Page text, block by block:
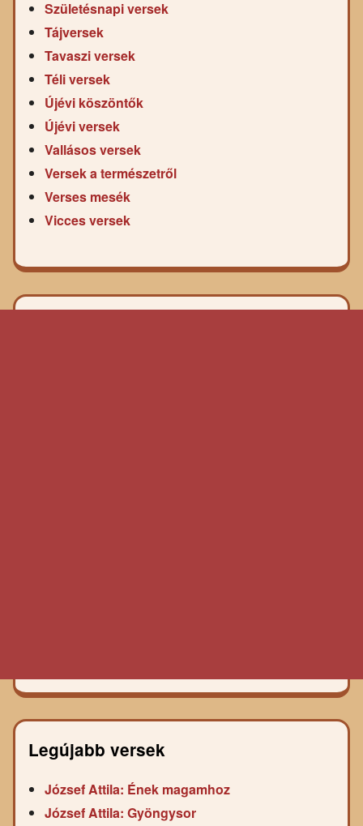
Születésnapi versek
Tájversek
Tavaszi versek
Téli versek
Újévi köszöntők
Újévi versek
Vallásos versek
Versek a természetről
Verses mesék
Vicces versek
Legújabb versek
József Attila: Ének magamhoz
József Attila: Gyöngysor